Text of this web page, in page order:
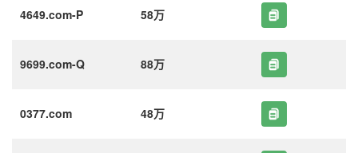
4649.com-P 58万
9699.com-Q 88万
0377.com 48万